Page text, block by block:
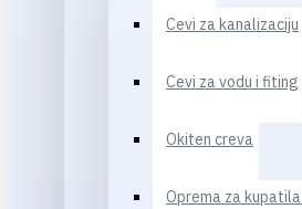
Cevi za kanalizaciju
Cevi za vodu i fiting
Okiten creva
Oprema za kupatila